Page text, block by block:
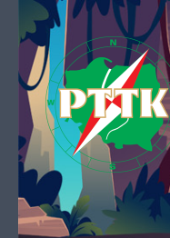
Skip to content